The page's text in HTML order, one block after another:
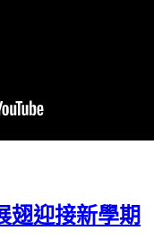
翅迎接新學期